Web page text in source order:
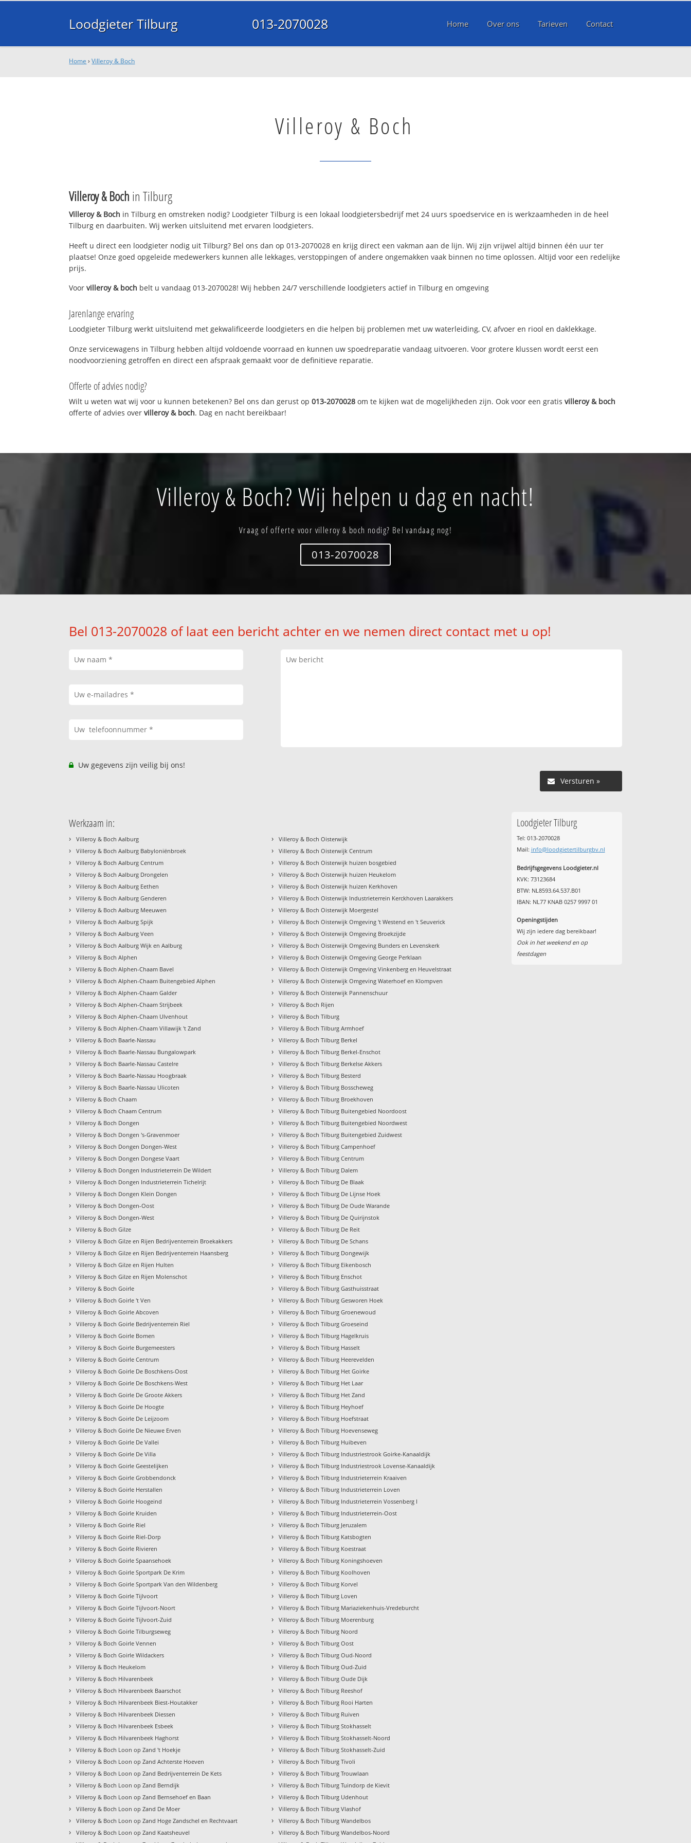
Loodgieter Tilburg 013-2070028 Home Over ons Tarieven Contact
Home ›Villeroy & Boch
Villeroy & Boch
Villeroy & Boch in Tilburg
Villeroy & Boch in Tilburg en omstreken nodig? Loodgieter Tilburg is een lokaal loodgietersbedrijf met 24 uurs spoedservice en is werkzaamheden in de heel
Tilburg en daarbuiten. Wij werken uitsluitend met ervaren loodgieters.
Heeft u direct een loodgieter nodig uit Tilburg? Bel ons dan op 013-2070028 en krijg direct een vakman aan de lijn. Wij zijn vrijwel altijd binnen één uur ter
plaatse! Onze goed opgeleide medewerkers kunnen alle lekkages, verstoppingen of andere ongemakken vaak binnen no time oplossen. Altijd voor een redelijke
prijs.
Voorvilleroy & boch belt u vandaag 013-2070028! Wij hebben 24/7 verschillende loodgieters actief in Tilburg en omgeving
Jarenlange ervaring
Loodgieter Tilburg werkt uitsluitend met gekwalificeerde loodgieters en die helpen bij problemen met uw waterleiding, CV, afvoer en riool en daklekkage.
Onze servicewagens in Tilburg hebben altijd voldoende voorraad en kunnen uw spoedreparatie vandaag uitvoeren. Voor grotere klussen wordt eerst een
noodvoorziening getroffen en direct een afspraak gemaakt voor de definitieve reparatie.
Offerte of advies nodig?
Wilt u weten wat wij voor u kunnen betekenen? Bel ons dan gerust op013-2070028 om te kijken wat de mogelijkheden zijn. Ook voor een gratisvilleroy & boch
offerte of advies overvilleroy & boch. Dag en nacht bereikbaar!
Villeroy & Boch? Wij helpen u dag en nacht!
Vraag of offerte voor villeroy & boch nodig? Bel vandaag nog!
013-2070028
Bel 013-2070028 of laat een bericht achter en we nemen direct contact met u op!
Uw gegevens zijn veilig bij ons!
Versturen »
Werkzaam in:
› Villeroy & Boch Aalburg
› Villeroy & Boch Aalburg Babyloniënbroek
› Villeroy & Boch Aalburg Centrum
› Villeroy & Boch Aalburg Drongelen
› Villeroy & Boch Aalburg Eethen
› Villeroy & Boch Aalburg Genderen
› Villeroy & Boch Aalburg Meeuwen
› Villeroy & Boch Aalburg Spijk
› Villeroy & Boch Aalburg Veen
› Villeroy & Boch Aalburg Wijk en Aalburg
› Villeroy & Boch Alphen
› Villeroy & Boch Alphen-Chaam Bavel
› Villeroy & Boch Alphen-Chaam Buitengebied Alphen
› Villeroy & Boch Alphen-Chaam Galder
› Villeroy & Boch Alphen-Chaam Strijbeek
› Villeroy & Boch Alphen-Chaam Ulvenhout
› Villeroy & Boch Alphen-Chaam Villawijk 't Zand
› Villeroy & Boch Baarle-Nassau
› Villeroy & Boch Baarle-Nassau Bungalowpark
› Villeroy & Boch Baarle-Nassau Castelre
› Villeroy & Boch Baarle-Nassau Hoogbraak
› Villeroy & Boch Baarle-Nassau Ulicoten
› Villeroy & Boch Chaam
› Villeroy & Boch Chaam Centrum
› Villeroy & Boch Dongen
› Villeroy & Boch Dongen 's-Gravenmoer
› Villeroy & Boch Dongen Dongen-West
› Villeroy & Boch Dongen Dongese Vaart
› Villeroy & Boch Dongen Industrieterrein De Wildert
› Villeroy & Boch Dongen Industrieterrein Tichelrijt
› Villeroy & Boch Dongen Klein Dongen
› Villeroy & Boch Dongen-Oost
› Villeroy & Boch Dongen-West
› Villeroy & Boch Gilze
› Villeroy & Boch Gilze en Rijen Bedrijventerrein Broekakkers
› Villeroy & Boch Gilze en Rijen Bedrijventerrein Haansberg
› Villeroy & Boch Gilze en Rijen Hulten
› Villeroy & Boch Gilze en Rijen Molenschot
› Villeroy & Boch Goirle
› Villeroy & Boch Goirle 't Ven
› Villeroy & Boch Goirle Abcoven
› Villeroy & Boch Goirle Bedrijventerrein Riel
› Villeroy & Boch Goirle Bomen
› Villeroy & Boch Goirle Burgemeesters
› Villeroy & Boch Goirle Centrum
› Villeroy & Boch Goirle De Boschkens-Oost
› Villeroy & Boch Goirle De Boschkens-West
› Villeroy & Boch Goirle De Groote Akkers
› Villeroy & Boch Goirle De Hoogte
› Villeroy & Boch Goirle De Leijzoom
› Villeroy & Boch Goirle De Nieuwe Erven
› Villeroy & Boch Goirle De Vallei
› Villeroy & Boch Goirle De Villa
› Villeroy & Boch Goirle Geestelijken
› Villeroy & Boch Goirle Grobbendonck
› Villeroy & Boch Goirle Herstallen
› Villeroy & Boch Goirle Hoogeind
› Villeroy & Boch Goirle Kruiden
› Villeroy & Boch Goirle Riel
› Villeroy & Boch Goirle Riel-Dorp
› Villeroy & Boch Goirle Rivieren
› Villeroy & Boch Goirle Spaansehoek
› Villeroy & Boch Goirle Sportpark De Krim
› Villeroy & Boch Goirle Sportpark Van den Wildenberg
› Villeroy & Boch Goirle Tijlvoort
› Villeroy & Boch Goirle Tijlvoort-Noort
› Villeroy & Boch Goirle Tijlvoort-Zuid
› Villeroy & Boch Goirle Tilburgseweg
› Villeroy & Boch Goirle Vennen
› Villeroy & Boch Goirle Wildackers
› Villeroy & Boch Heukelom
› Villeroy & Boch Hilvarenbeek
› Villeroy & Boch Hilvarenbeek Baarschot
› Villeroy & Boch Hilvarenbeek Biest-Houtakker
› Villeroy & Boch Hilvarenbeek Diessen
› Villeroy & Boch Hilvarenbeek Esbeek
› Villeroy & Boch Hilvarenbeek Haghorst
› Villeroy & Boch Loon op Zand 't Hoekje
› Villeroy & Boch Loon op Zand Achterste Hoeven
› Villeroy & Boch Loon op Zand Bedrijventerrein De Kets
› Villeroy & Boch Loon op Zand Berndijk
› Villeroy & Boch Loon op Zand Bernsehoef en Baan
› Villeroy & Boch Loon op Zand De Moer
› Villeroy & Boch Loon op Zand Hoge Zandschel en Rechtvaart
› Villeroy & Boch Loon op Zand Kaatsheuvel
› Villeroy & Boch Oisterwijk
› Villeroy & Boch Oisterwijk Centrum
› Villeroy & Boch Oisterwijk huizen bosgebied
› Villeroy & Boch Oisterwijk huizen Heukelom
› Villeroy & Boch Oisterwijk huizen Kerkhoven
› Villeroy & Boch Oisterwijk Industrieterrein Kerckhoven Laarakkers
› Villeroy & Boch Oisterwijk Moergestel
› Villeroy & Boch Oisterwijk Omgeving 't Westend en 't Seuverick
› Villeroy & Boch Oisterwijk Omgeving Broekzijde
› Villeroy & Boch Oisterwijk Omgeving Bunders en Levenskerk
› Villeroy & Boch Oisterwijk Omgeving George Perklaan
› Villeroy & Boch Oisterwijk Omgeving Vinkenberg en Heuvelstraat
› Villeroy & Boch Oisterwijk Omgeving Waterhoef en Klompven
› Villeroy & Boch Oisterwijk Pannenschuur
› Villeroy & Boch Rijen
› Villeroy & Boch Tilburg
› Villeroy & Boch Tilburg Armhoef
› Villeroy & Boch Tilburg Berkel
› Villeroy & Boch Tilburg Berkel-Enschot
› Villeroy & Boch Tilburg Berkelse Akkers
› Villeroy & Boch Tilburg Besterd
› Villeroy & Boch Tilburg Bosscheweg
› Villeroy & Boch Tilburg Broekhoven
› Villeroy & Boch Tilburg Buitengebied Noordoost
› Villeroy & Boch Tilburg Buitengebied Noordwest
› Villeroy & Boch Tilburg Buitengebied Zuidwest
› Villeroy & Boch Tilburg Campenhoef
› Villeroy & Boch Tilburg Centrum
› Villeroy & Boch Tilburg Dalem
› Villeroy & Boch Tilburg De Blaak
› Villeroy & Boch Tilburg De Lijnse Hoek
› Villeroy & Boch Tilburg De Oude Warande
› Villeroy & Boch Tilburg De Quirijnstok
› Villeroy & Boch Tilburg De Reit
› Villeroy & Boch Tilburg De Schans
› Villeroy & Boch Tilburg Dongewijk
› Villeroy & Boch Tilburg Eikenbosch
› Villeroy & Boch Tilburg Enschot
› Villeroy & Boch Tilburg Gasthuisstraat
› Villeroy & Boch Tilburg Gesworen Hoek
› Villeroy & Boch Tilburg Groenewoud
› Villeroy & Boch Tilburg Groeseind
› Villeroy & Boch Tilburg Hagelkruis
› Villeroy & Boch Tilburg Hasselt
› Villeroy & Boch Tilburg Heerevelden
› Villeroy & Boch Tilburg Het Goirke
› Villeroy & Boch Tilburg Het Laar
› Villeroy & Boch Tilburg Het Zand
› Villeroy & Boch Tilburg Heyhoef
› Villeroy & Boch Tilburg Hoefstraat
› Villeroy & Boch Tilburg Hoevenseweg
› Villeroy & Boch Tilburg Huibeven
› Villeroy & Boch Tilburg Industriestrook Goirke-Kanaaldijk
› Villeroy & Boch Tilburg Industriestrook Lovense-Kanaaldijk
› Villeroy & Boch Tilburg Industrieterrein Kraaiven
› Villeroy & Boch Tilburg Industrieterrein Loven
› Villeroy & Boch Tilburg Industrieterrein Vossenberg I
› Villeroy & Boch Tilburg Industrieterrein-Oost
› Villeroy & Boch Tilburg Jeruzalem
› Villeroy & Boch Tilburg Katsbogten
› Villeroy & Boch Tilburg Koestraat
› Villeroy & Boch Tilburg Koningshoeven
› Villeroy & Boch Tilburg Koolhoven
› Villeroy & Boch Tilburg Korvel
› Villeroy & Boch Tilburg Loven
› Villeroy & Boch Tilburg Mariaziekenhuis-Vredeburcht
› Villeroy & Boch Tilburg Moerenburg
› Villeroy & Boch Tilburg Noord
› Villeroy & Boch Tilburg Oost
› Villeroy & Boch Tilburg Oud-Noord
› Villeroy & Boch Tilburg Oud-Zuid
› Villeroy & Boch Tilburg Oude Dijk
› Villeroy & Boch Tilburg Reeshof
› Villeroy & Boch Tilburg Rooi Harten
› Villeroy & Boch Tilburg Ruiven
› Villeroy & Boch Tilburg Stokhasselt
› Villeroy & Boch Tilburg Stokhasselt-Noord
› Villeroy & Boch Tilburg Stokhasselt-Zuid
› Villeroy & Boch Tilburg Tivoli
› Villeroy & Boch Tilburg Trouwlaan
› Villeroy & Boch Tilburg Tuindorp de Kievit
› Villeroy & Boch Tilburg Udenhout
› Villeroy & Boch Tilburg Vlashof
› Villeroy & Boch Tilburg Wandelbos
› Villeroy & Boch Tilburg Wandelbos-Noord
Loodgieter Tilburg
Tel: 013-2070028
Mail: info@loodgietertilburgbv.nl
Bedrijfsgegevens Loodgieter.nl
KVK: 73123684
BTW: NL8593.64.537.B01
IBAN: NL77 KNAB 0257 9997 01
Openingstijden
Wij zijn iedere dag bereikbaar!
Ook in het weekend en op
feestdagen